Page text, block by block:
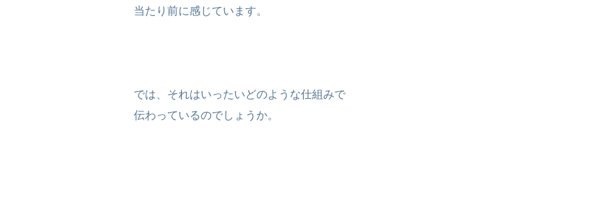
当たり前に感じています。
では、それはいったいどのような仕組みで
伝わっているのでしょうか。